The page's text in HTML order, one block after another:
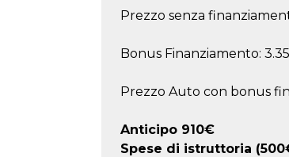
Prezzo senza
Bonus Finanziamento:
Prezzo Auto con bonus
Anticipo 910€
Spese di istruttoria